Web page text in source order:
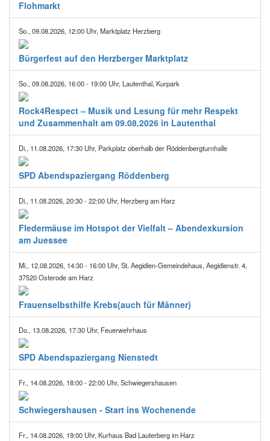
Flohmarkt
So., 09.08.2026, 12:00 Uhr, Marktplatz Herzberg
Bürgerfest auf den Herzberger Marktplatz
So., 09.08.2026, 16:00 - 19:00 Uhr, Lautenthal, Kurpark
Rock4Respect – Musik und Lesung für mehr Respekt
und Zusammenhalt am 09.08.2026 in Lautenthal
Di., 11.08.2026, 17:30 Uhr, Parkplatz oberhalb der Röddenbergturnhalle
SPD Abendspaziergang Röddenberg
Di., 11.08.2026, 20:30 - 22:00 Uhr, Herzberg am Harz
Fledermäuse im Hotspot der Vielfalt – Abendexkursion
am Juessee
Mi., 12.08.2026, 14:30 - 16:00 Uhr, St. Aegidien-Gemeindehaus, Aegidienstr. 4,
37520 Osterode am Harz
Frauenselbsthilfe Krebs(auch für Männer)
Do., 13.08.2026, 17:30 Uhr, Feuerwehrhaus
SPD Abendspaziergang Nienstedt
Fr., 14.08.2026, 18:00 - 22:00 Uhr, Schwiegershausen
Schwiegershausen - Start ins Wochenende
Fr., 14.08.2026, 19:00 Uhr, Kurhaus Bad Lauterberg im Harz